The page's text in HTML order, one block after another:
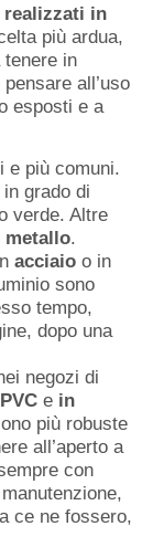
realizzati in
più ardua,
tenere in
all’uso
esposti e a
e più comuni.
grado di
verde. Altre
metallo.
acciaio o in
sono
tempo,
dopo una
negozi di
PVC e in
più robuste
all’aperto a
con
ce ne fossero,